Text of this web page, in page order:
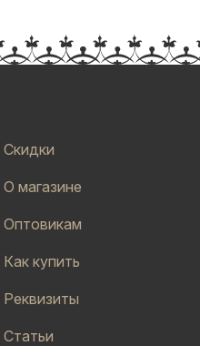
Скидки
О магазине
Оптовикам
Как купить
Реквизиты
Статьи